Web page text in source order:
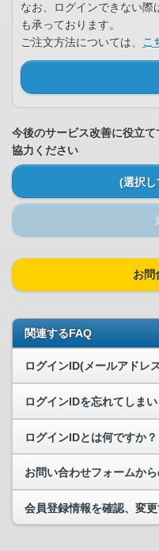
なお、ログインできない際
も承っております。
ご注文方法については、 こ
今後のサービス改善に役立
協力ください
(選択
お問
関連するFAQ
ログインIDを忘れてしまい
ログインIDとは何ですか？
お問い合わせフォームか
会員登録情報を確認、変